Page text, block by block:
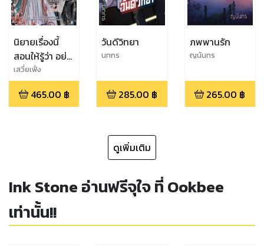
นิยายเรื่องนี้
สอนให้รู้ว่า อย่า
ซ่ากับนักเขียน
เสวี่ยเฟิ่ง
465.00 ฿
วันดีวิทยา
นทกร
285.00 ฿
ภพพานรัก
ญนันทร
265.00 ฿
ดูเพิ่มเติม
Ink Stone อ่านฟรีจุใจ ที่ Ookbee
เท่านั้น!!